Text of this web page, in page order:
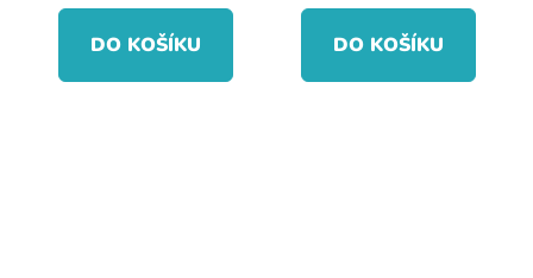
DO KOŠÍKU DO KOŠÍKU